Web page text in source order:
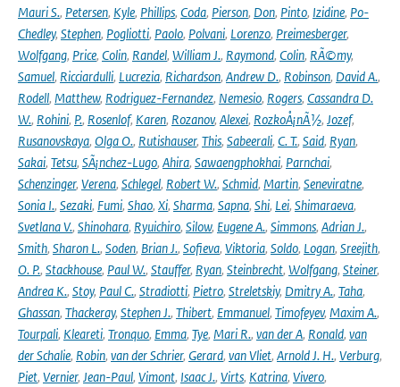
Mauri S., Petersen, Kyle, Phillips, Coda, Pierson, Don, Pinto, Izidine, Po-
Chedley, Stephen, Pogliotti, Paolo, Polvani, Lorenzo, Preimesberger,
Wolfgang, Price, Colin, Randel, William J., Raymond, Colin, RÃ©my,
Samuel, Ricciardulli, Lucrezia, Richardson, Andrew D., Robinson, David A.,
Rodell, Matthew, Rodriguez-Fernandez, Nemesio, Rogers, Cassandra D.
W., Rohini, P., Rosenlof, Karen, Rozanov, Alexei, RozkoÅ¡nÃ½, Jozef,
Rusanovskaya, Olga O., Rutishauser, This, Sabeerali, C. T., Said, Ryan,
Sakai, Tetsu, SÃ¡nchez-Lugo, Ahira, Sawaengphokhai, Parnchai,
Schenzinger, Verena, Schlegel, Robert W., Schmid, Martin, Seneviratne,
Sonia I., Sezaki, Fumi, Shao, Xi, Sharma, Sapna, Shi, Lei, Shimaraeva,
Svetlana V., Shinohara, Ryuichiro, Silow, Eugene A., Simmons, Adrian J.,
Smith, Sharon L., Soden, Brian J., Sofieva, Viktoria, Soldo, Logan, Sreejith,
O. P., Stackhouse, Paul W., Stauffer, Ryan, Steinbrecht, Wolfgang, Steiner,
Andrea K., Stoy, Paul C., Stradiotti, Pietro, Streletskiy, Dmitry A., Taha,
Ghassan, Thackeray, Stephen J., Thibert, Emmanuel, Timofeyev, Maxim A.,
Tourpali, Kleareti, Tronquo, Emma, Tye, Mari R., van der A, Ronald, van
der Schalie, Robin, van der Schrier, Gerard, van Vliet, Arnold J. H., Verburg,
Piet, Vernier, Jean-Paul, Vimont, Isaac J., Virts, Katrina, Vivero,